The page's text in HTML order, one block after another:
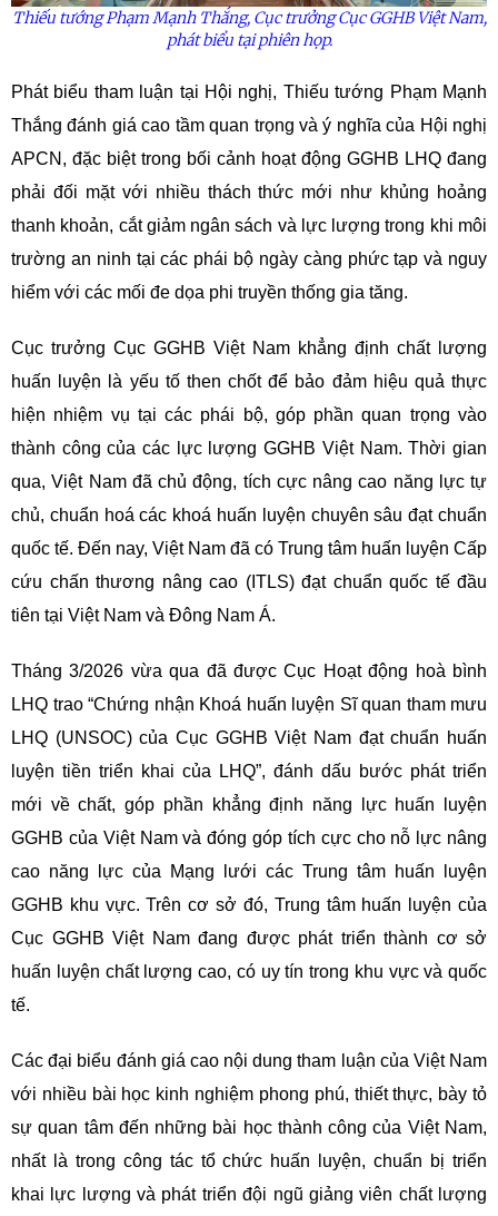
Thiếu tướng Phạm Mạnh Thắng, Cục trưởng Cục GGHB Việt Nam,
phát biểu tại phiênhọp.
Phát biểu tham luận tại Hội nghị, Thiếu tướng Phạm Mạnh
Thắng đánh giá cao tầm quan trọng và ý nghĩa của Hội nghị
APCN, đặc biệt trong bối cảnh hoạt động GGHB LHQ đang
phải đối mặt với nhiều thách thức mới như khủng hoảng
thanh khoản, cắt giảm ngân sách và lực lượng trong khi môi
trường an ninh tại các phái bộ ngày càng phức tạp và nguy
hiểm với các mối đe dọa phi truyền thống gia tăng.
Cục trưởng Cục GGHB Việt Nam khẳng định chất lượng
huấn luyện là yếu tố then chốt để bảo đảm hiệu quả thực
hiện nhiệm vụ tại các phái bộ, góp phần quan trọng vào
thành công của các lực lượng GGHB Việt Nam. Thời gian
qua, Việt Nam đã chủ động, tích cực nâng cao năng lực tự
chủ, chuẩn hoá các khoá huấn luyện chuyên sâu đạt chuẩn
quốc tế. Đến nay, Việt Nam đã có Trung tâm huấn luyện Cấp
cứu chấn thương nâng cao (ITLS) đạt chuẩn quốc tế đầu
tiên tại Việt Nam và Đông Nam Á.
Tháng 3/2026 vừa qua đã được Cục Hoạt động hoà bình
LHQ trao “Chứng nhận Khoá huấn luyện Sĩ quan tham mưu
LHQ (UNSOC) của Cục GGHB Việt Nam đạt chuẩn huấn
luyện tiền triển khai của LHQ”, đánh dấu bước phát triển
mới về chất, góp phần khẳng định năng lực huấn luyện
GGHB của Việt Nam và đóng góp tích cực cho nỗ lực nâng
cao năng lực của Mạng lưới các Trung tâm huấn luyện
GGHB khu vực. Trên cơ sở đó, Trung tâm huấn luyện của
Cục GGHB Việt Nam đang được phát triển thành cơ sở
huấn luyện chất lượng cao, có uy tín trong khu vực và quốc
tế.
Các đại biểu đánh giá cao nội dung tham luận của Việt Nam
với nhiều bài học kinh nghiệm phong phú, thiết thực, bày tỏ
sự quan tâm đến những bài học thành công của Việt Nam,
nhất là trong công tác tổ chức huấn luyện, chuẩn bị triển
khai lực lượng và phát triển đội ngũ giảng viên chất lượng